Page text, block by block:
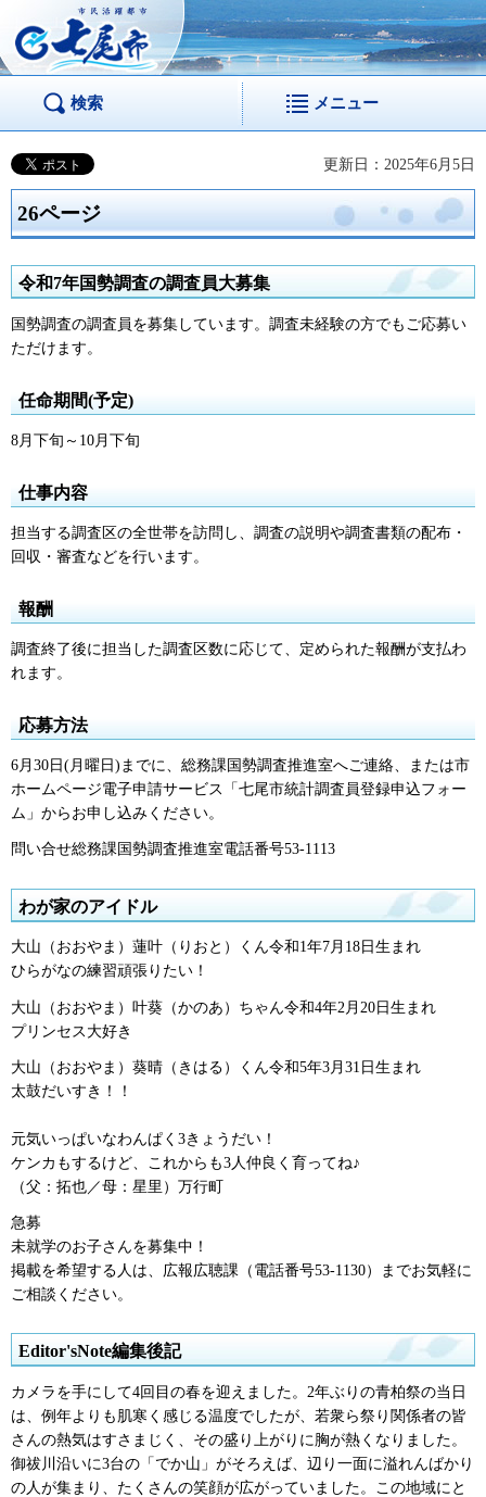
市民活躍都市 七尾
市
検索 メニュー
更新日：2025年6月5日
26ページ
令和7年国勢調査の調査員大募集
国勢調査の調査員を募集しています。調査未経験の方でもご応募い
ただけます。
任命期間(予定)
8月下旬～10月下旬
仕事内容
担当する調査区の全世帯を訪問し、調査の説明や調査書類の配布・
回収・審査などを行います。
報酬
調査終了後に担当した調査区数に応じて、定められた報酬が支払わ
れます。
応募方法
6月30日(月曜日)までに、総務課国勢調査推進室へご連絡、または市
ホームページ電子申請サービス「七尾市統計調査員登録申込フォー
ム」からお申し込みください。
問い合せ総務課国勢調査推進室電話番号53-1113
わが家のアイドル
大山（おおやま）蓮叶（りおと）くん令和1年7月18日生まれ
ひらがなの練習頑張りたい！
大山（おおやま）叶葵（かのあ）ちゃん令和4年2月20日生まれ
プリンセス大好き
大山（おおやま）葵晴（きはる）くん令和5年3月31日生まれ
太鼓だいすき！！
元気いっぱいなわんぱく3きょうだい！
ケンカもするけど、これからも3人仲良く育ってね♪
（父：拓也／母：星里）万行町
急募
未就学のお子さんを募集中！
掲載を希望する人は、広報広聴課（電話番号53-1130）までお気軽に
ご相談ください。
Editor'sNote編集後記
カメラを手にして4回目の春を迎えました。2年ぶりの青柏祭の当日
は、例年よりも肌寒く感じる温度でしたが、若衆ら祭り関係者の皆
さんの熱気はすさまじく、その盛り上がりに胸が熱くなりました。
御祓川沿いに3台の「でか山」がそろえば、辺り一面に溢れんばかり
の人が集まり、たくさんの笑顔が広がっていました。この地域にと